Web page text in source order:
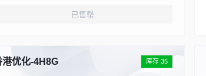
已售罄
港优化-4H8G 库存 35